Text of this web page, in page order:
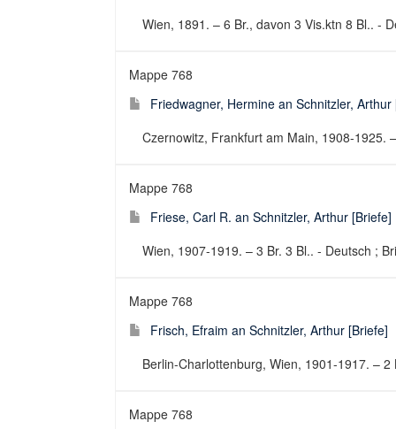
Wien, 1891. – 6 Br., davon 3 Vis.ktn 8 Bl.. -
Mappe 768
Friedwagner, Hermine an Schnitzler, Arthur
Czernowitz, Frankfurt am Main, 1908-1925.
Mappe 768
Friese, Carl R. an Schnitzler, Arthur [Briefe]
Wien, 1907-1919. – 3 Br. 3 Bl.. - Deutsch ;
Mappe 768
Frisch, Efraim an Schnitzler, Arthur [Briefe]
Berlin-Charlottenburg, Wien, 1901-1917. –
Mappe 768